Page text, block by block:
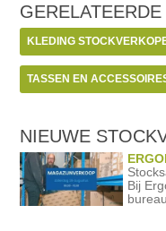
GERELATEERDE
KLEDING
TASSEN EN
NIEUWE
Bij